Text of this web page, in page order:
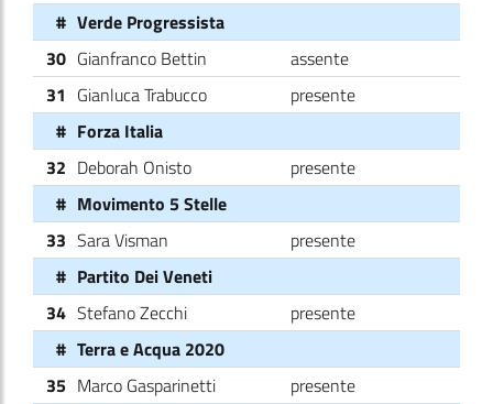
# Verde Progressista
30 Gianfranco Bettin
assente
31 Gianluca Trabucco
presente
# Forza Italia
32 Deborah Onisto
presente
# Movimento 5 Stelle
33 Sara Visman
presente
# Partito Dei Veneti
34 Stefano Zecchi
presente
# Terra e Acqua 2020
35 Marco Gasparinetti
presente